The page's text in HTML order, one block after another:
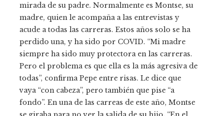
mirada de su padre. Normalmente es Montse, su
madre, quien le acompaña a las entrevistas y
acude a todas las carreras. Estos años solo se ha
perdido una, y ha sido por COVID. “Mi madre
siempre ha sido muy protectora en las carreras.
Pero el problema es que ella es la más agresiva de
todas”, confirma Pepe entre risas. Le dice que
vaya “con cabeza”, pero también que pise “a
fondo”. En una de las carreas de este año, Montse